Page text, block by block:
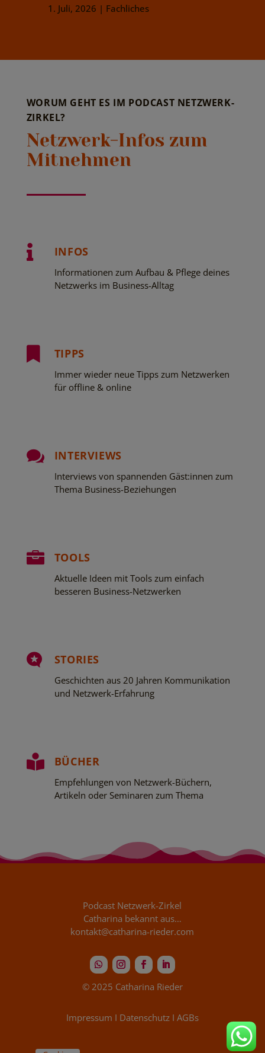
1. Juli, 2026 | Fachliches
WORUM GEHT ES IM PODCAST NETZWERK-
ZIRKEL?
Netzwerk-Infos zum
Mitnehmen
 INFOS
Informationen zum Aufbau & Pflege deines
Netzwerks im Business-Alltag
 TIPPS
Immer wieder neue Tipps zum Netzwerken
für offline & online
 INTERVIEWS
Interviews von spannenden Gäst:innen zum
Thema Business-Beziehungen
 TOOLS
Aktuelle Ideen mit Tools zum einfach
besseren Business-Netzwerken
 STORIES
Geschichten aus 20 Jahren Kommunikation
und Netzwerk-Erfahrung
 BÜCHER
Empfehlungen von Netzwerk-Büchern,
Artikeln oder Seminaren zum Thema
Podcast Netzwerk-Zirkel
Catharina bekannt aus…
kontakt@catharina-rieder.com
© 2025 Catharina Rieder
Impressum I DatenschutzI AGBs